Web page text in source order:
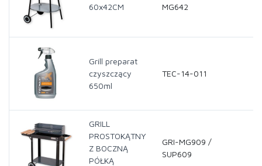
60x42CM
MG642
Grill preparat
czyszczący
650ml
TEC-14-011
GRILL
PROSTOKĄTNY
Z BOCZNĄ
PÓŁKĄ
GRI-MG909 /
SUP609